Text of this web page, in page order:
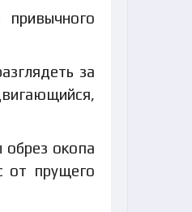
за
обрез окопа
от прущего